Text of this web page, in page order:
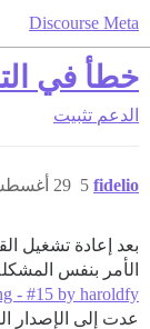
Discourse Meta
خطأ في
الدعم تثبيت
fidelio 29 أغسطس 2024، 7:21م 5
بعد إعادة تشغيل
الأمر بنفس
- #15 by haroldfy
عدت إلى الإصدار